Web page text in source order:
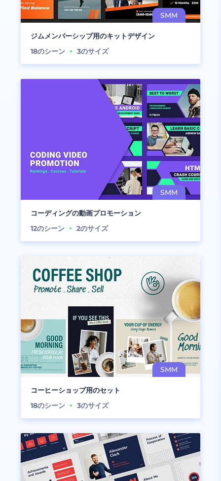
ジムメンバーシップ用のキットデザイン
18のシーン 3のサイズ
コーディングの動画プロモーション
12のシーン 2のサイズ
コーヒーショップ用のセット
18のシーン 3のサイズ